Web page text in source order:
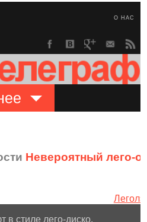
О НАС
Невероятный лего-
в стиле лего-диско.